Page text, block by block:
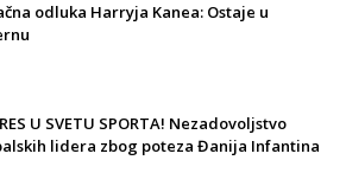
odluka Harryja Kanea: Ostaje u
U SVETU SPORTA! Nezadovoljstvo
lidera zbog poteza Đanija Infantina